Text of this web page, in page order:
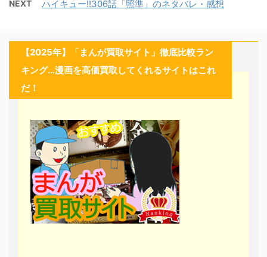
NEXT ハイキュー!!306話「照準」のネタバレ・感想
【2025年】「まんが買取サイト」徹底比較ラン
キング…漫画を高価買取してくれるサイトはこれ
だ！